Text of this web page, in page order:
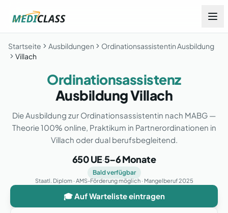
Startseite Ausbildungen
Ordinationsassistentin Ausbildung
Villach
Ordinationsassistenz
AusbildungVillach
Die Ausbildung zur Ordinationsassistentin nach MABG —
Theorie 100% online, Praktikum in Partnerordinationen in
Villach oder dual berufsbegleitend.
650 UE·5–6 Monate
Bald verfügbar
Staatl. Diplom · AMS-Förderung möglich · Mangelberuf 2025
🎓 Auf Warteliste eintragen